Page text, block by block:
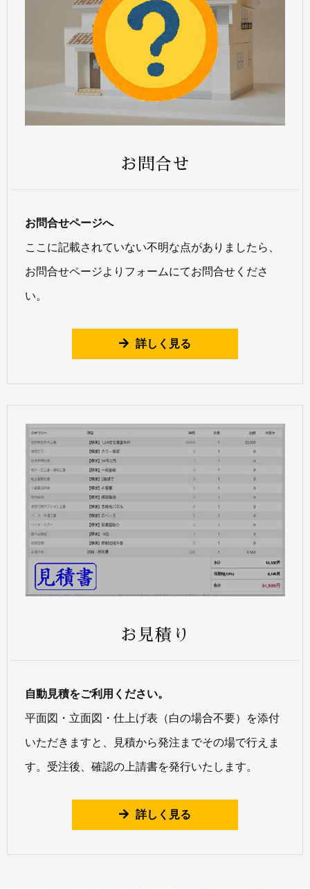
お問合せ
お問合せページへ
ここに記載されていない不明な点がありましたら、
お問合せページよりフォームにてお問合せくださ
い。
詳しく見る
お見積り
自動見積をご利用ください。
平面図・立面図・仕上げ表（白の場合不要）を添付
いただきますと、見積から発注までその場で行えま
す。受注後、確認の上請書を発行いたします。
詳しく見る